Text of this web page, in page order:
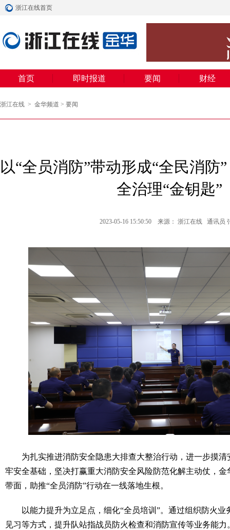
浙江在线首页
首页 即时报道 要闻 财经
浙江在线 > 金华频道 > 要闻
以“全员消防”带动形成“全民消防
全治理“金钥匙”
2023-05-16 15:50:50 来源： 浙江在线 通讯员
为扎实推进消防安全隐患大排查大整治行动，进一步摸清
牢安全基础，坚决打赢重大消防安全风险防范化解主动仗，
带面，助推“全员消防”行动在一线落地生根。
以能力提升为立足点，细化“全员培训”。通过组织防火业
见习等方式，提升队站指战员防火检查和消防宣传等业务能